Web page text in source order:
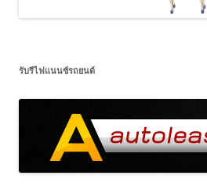
รับรีไฟแนนซ์รถยนต์